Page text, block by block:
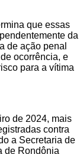
que essas
da
de ação penal
ocorrência, e
para a vítima
de 2024, mais
contra
a Secretaria de
de Rondônia